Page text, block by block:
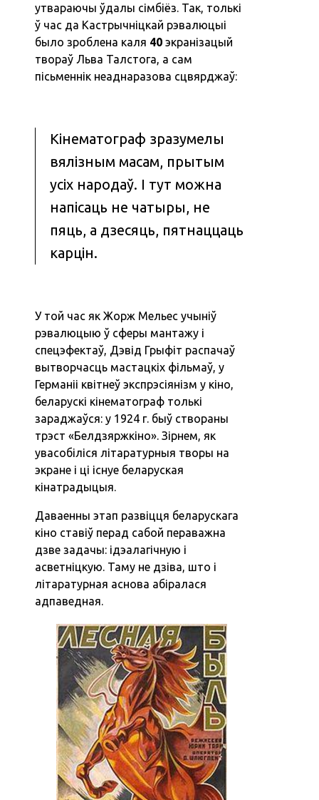
утвараючы ўдалы сімбіёз. Так, толькі
ў час да Кастрычніцкай рэвалюцыі
было зроблена каля 40 экранізацый
твораў Льва Талстога, а сам
пісьменнік неаднаразова сцвярджаў:
Кінематограф зразумелы
вялізным масам, прытым
усіх народаў. І тут можна
напісаць не чатыры, не
пяць, а дзесяць, пятнаццаць
карцін.
У той час як Жорж Мельес учыніў
рэвалюцыю ў сферы мантажу і
спецэфектаў, Дэвід Грыфіт распачаў
вытворчасць мастацкіх фільмаў, у
Германіі квітнеў экспрэсіянізм у кіно,
беларускі кінематограф толькі
зараджаўся: у 1924 г. быў створаны
трэст «Белдзяржкіно». Зірнем, як
увасобіліся літаратурныя творы на
экране і ці існуе беларуская
кінатрадыцыя.
Даваенны этап развіцця беларускага
кіно ставіў перад сабой пераважна
дзве задачы: ідэалагічную і
асветніцкую. Таму не дзіва, што і
літаратурная аснова абіралася
адпаведная.